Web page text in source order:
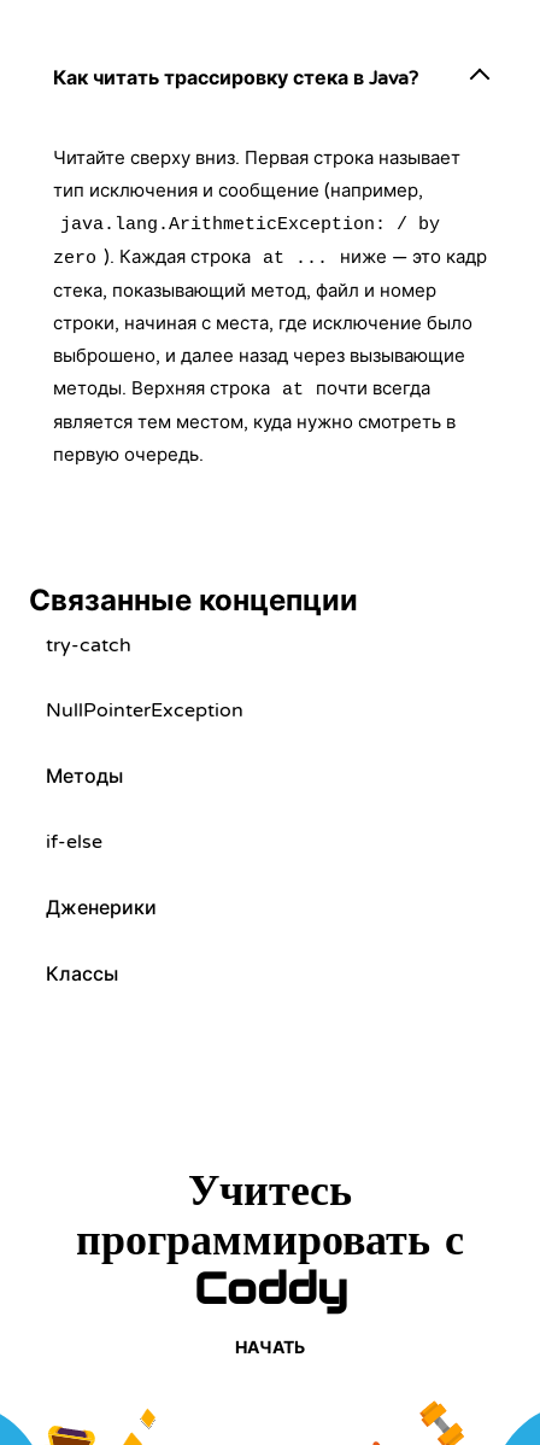
Как читать трассировку стека в Java?
Читайте сверху вниз. Первая строка называет
тип исключения и сообщение (например,
java.lang.ArithmeticException: / by
zero ). Каждая строка at ...
ниже — это кадр
стека, показывающий метод, файл и номер
строки, начиная с места, где исключение было
выброшено, и далее назад через вызывающие
методы. Верхняя строка
at
почти всегда
является тем местом, куда нужно смотреть в
первую очередь.
Связанные концепции
try-catch
NullPointerException
Методы
if-else
Дженерики
Классы
Учитесь
программировать с
Coddy
НАЧАТЬ